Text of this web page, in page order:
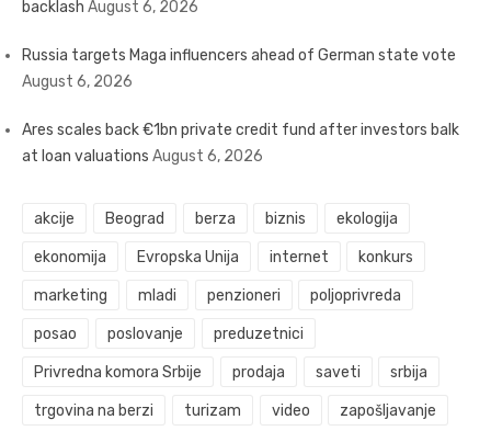
backlash August 6, 2026
Russia targets Maga influencers ahead of German state vote
August 6, 2026
Ares scales back €1bn private credit fund after investors balk
at loan valuations August 6, 2026
akcije Beograd berza biznis ekologija
ekonomija Evropska Unija internet konkurs
marketing mladi penzioneri poljoprivreda
posao poslovanje preduzetnici
Privredna komora Srbije prodaja saveti srbija
trgovina na berzi turizam video zapošljavanje